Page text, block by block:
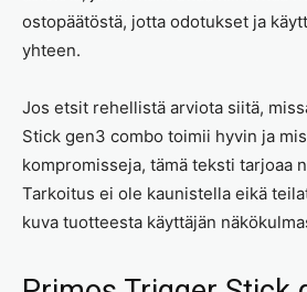
ostopäätöstä, jotta odotukset ja
yhteen.
Jos etsit rehellistä arviota siitä,
Stick gen3 combo toimii hyvin ja
kompromisseja, tämä teksti tarjoaa
Tarkoitus ei ole kaunistella eikä
kuva tuotteesta käyttäjän